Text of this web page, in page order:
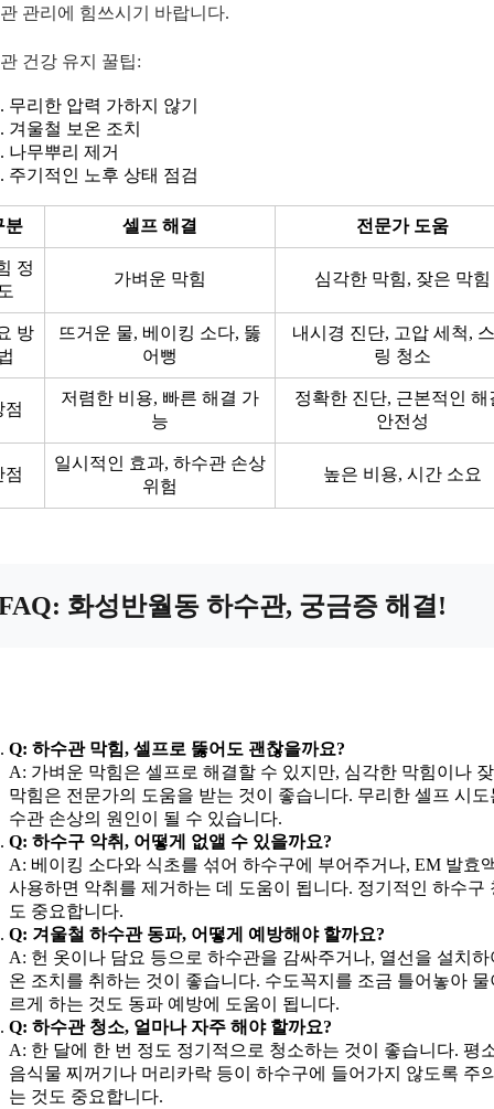
관리에 힘쓰시기 바랍니다.
건강 유지 꿀팁:
무리한 압력 가하지 않기
겨울철 보온 조치
나무뿌리 제거
주기적인 노후 상태 점검
분 셀프 해결 전문가 도움
정
가벼운 막힘 심각한 막힘, 잦은 막힘
방
뜨거운 물, 베이킹 소다, 뚫
어뻥
내시경 진단, 고압 세척,
링 청소
점
저렴한 비용, 빠른 해결 가
능
정확한 진단, 근본적인 해
안전성
점
일시적인 효과, 하수관 손상
위험
높은 비용, 시간 소요
화성반월동 하수관, 궁금증 해결!
Q: 하수관 막힘, 셀프로 뚫어도 괜찮을까요?
A: 가벼운 막힘은 셀프로 해결할 수 있지만, 심각한 막힘이나
막힘은 전문가의 도움을 받는 것이 좋습니다. 무리한 셀프 시도
수관 손상의 원인이 될 수 있습니다.
Q: 하수구 악취, 어떻게 없앨 수 있을까요?
A: 베이킹 소다와 식초를 섞어 하수구에 부어주거나, EM 발효
사용하면 악취를 제거하는 데 도움이 됩니다. 정기적인 하수구
도 중요합니다.
Q: 겨울철 하수관 동파, 어떻게 예방해야 할까요?
A: 헌 옷이나 담요 등으로 하수관을 감싸주거나, 열선을 설치하
온 조치를 취하는 것이 좋습니다. 수도꼭지를 조금 틀어놓아 물
르게 하는 것도 동파 예방에 도움이 됩니다.
Q: 하수관 청소, 얼마나 자주 해야 할까요?
A: 한 달에 한 번 정도 정기적으로 청소하는 것이 좋습니다. 평
음식물 찌꺼기나 머리카락 등이 하수구에 들어가지 않도록 주
는 것도 중요합니다.